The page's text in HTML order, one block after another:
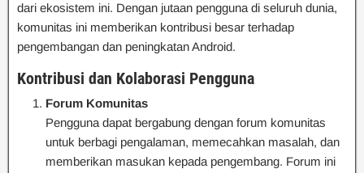
dari ekosistem ini. Dengan jutaan pengguna di seluruh dunia,
komunitas ini memberikan kontribusi besar terhadap
pengembangan dan peningkatan Android.
Kontribusi dan Kolaborasi Pengguna
Forum Komunitas
Pengguna dapat bergabung dengan forum komunitas
untuk berbagi pengalaman, memecahkan masalah, dan
memberikan masukan kepada pengembang. Forum ini